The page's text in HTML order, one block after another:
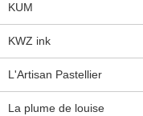
KUM
KWZ ink
L'Artisan Pastellier
La plume de louise